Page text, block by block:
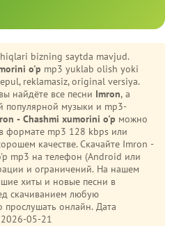
bizning saytda mavjud.
o'p mp3 yuklab olish yoki
reklamasiz, original versiya.
найдёте все песни Imron, а
популярной музыки и mp3-
- Chashmi xumorini o'p можно
формате mp3 128 kbps или
Скачайте Imron -
mp3 на телефон (Android или
и ограничений. На нашем
хиты и новые песни в
скачиванием любую
онлайн. Дата
2026-05-21